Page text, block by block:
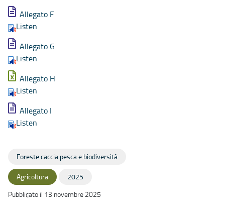
Allegato F
Listen
Allegato G
Listen
Allegato H
Listen
Allegato I
Listen
Foreste caccia pesca e biodiversità
Agricoltura
2025
Pubblicato il 13 novembre 2025